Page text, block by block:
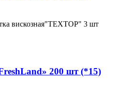
вискозная"ТЕХТОР" 3 шт
200 шт (*15)